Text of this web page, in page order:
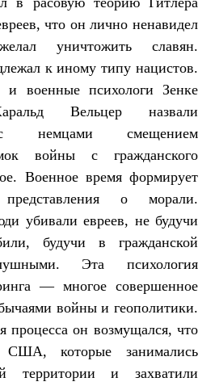
что он лично ненавидел
уничтожить славян.
к иному типу нацистов.
и военные психологи Зенке
Вельцер назвали
немцами смещением
войны с гражданского
Военное время формирует
представления о морали.
убивали евреев, не будучи
будучи в гражданской
Эта психология
— многое совершенное
войны и геополитики.
процесса он возмущался, что
которые занимались
территории и захватили